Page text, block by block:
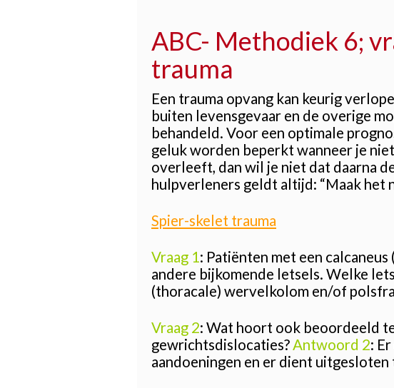
ABC- Methodiek 6;
trauma
Een trauma opvang kan keurig
buiten levensgevaar en de overige
behandeld. Voor een optimale
geluk worden beperkt wanneer je
overleeft, dan wil je niet dat daarna
hulpverleners geldt altijd: “Maak het
Spier-skelet trauma
Vraag 1: Patiënten met een
andere bijkomende letsels. Welke
(thoracale) wervelkolom en/of
Vraag 2: Wat hoort ook beoordeeld
gewrichtsdislocaties?Antwoord 2:
aandoeningen en er dient